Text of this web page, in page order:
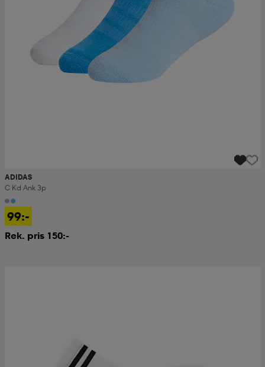
ADIDAS
C Kd Ank 3p
99:-
Rek. pris 150:-